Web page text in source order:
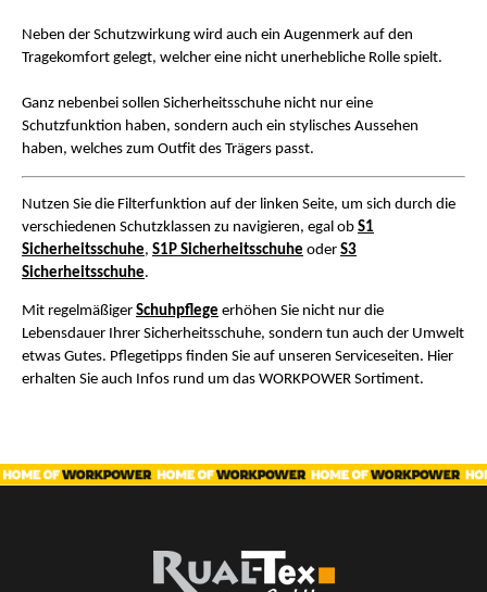
Neben der Schutzwirkung wird auch ein Augenmerk auf den
Tragekomfort gelegt, welcher eine nicht unerhebliche Rolle spielt.
Ganz nebenbei sollen Sicherheitsschuhe nicht nur eine
Schutzfunktion haben, sondern auch ein stylisches Aussehen
haben, welches zum Outfit des Trägers passt.
Nutzen Sie die Filterfunktion auf der linken Seite, um sich durch die
verschiedenen Schutzklassen zu navigieren, egal ob S1
Sicherheitsschuhe, S1P Sicherheitsschuhe oder S3
Sicherheitsschuhe.
Mit regelmäßiger Schuhpflege erhöhen Sie nicht nur die
Lebensdauer Ihrer Sicherheitsschuhe, sondern tun auch der Umwelt
etwas Gutes. Pflegetipps finden Sie auf unseren Serviceseiten. Hier
erhalten Sie auch Infos rund um das WORKPOWER Sortiment.